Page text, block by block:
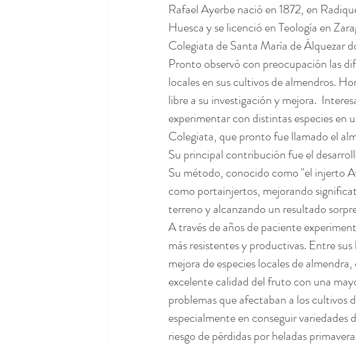
Rafael Ayerbe nació en 1872, en
Huesca y se licenció en Teología en
Colegiata de Santa María de Álquezar
Pronto observó con preocupación las
locales en sus cultivos de almendros.
libre a su investigación y mejora.
experimentar con distintas especies en
Colegiata, que pronto fue llamado el
Su principal contribución fue el
Su método, conocido como "el injerto
como portainjertos, mejorando
terreno y alcanzando un resultado
A través de años de paciente
más resistentes y productivas. Entre
mejora de especies locales de
excelente calidad del fruto con una
problemas que afectaban a los cultivos
especialmente en conseguir
riesgo de pérdidas por heladas